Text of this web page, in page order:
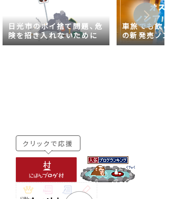
日光市のポイ捨て問題、危
険を招き入れないために
車旅でも飲める！オ
の新発売ノンアルコ
ール【AsahiZERO
クリックで応援